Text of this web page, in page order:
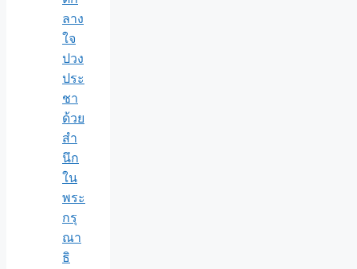
ลาง
ใจ
ปวง
ประ
ชา
ด้วย
สำ
นึก
ใน
พระ
กรุ
ณา
ธิ